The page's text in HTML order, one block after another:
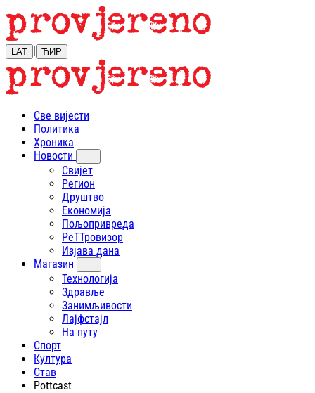
LAT | ЋИР
Све вијести
Политика
Хроника
Новости
Свијет
Регион
Друштво
Економија
Пољопривреда
РеТТровизор
Изјава дана
Магазин
Технологија
Здравље
Занимљивости
Лајфстajл
На путу
Спорт
Култура
Став
Pottcast